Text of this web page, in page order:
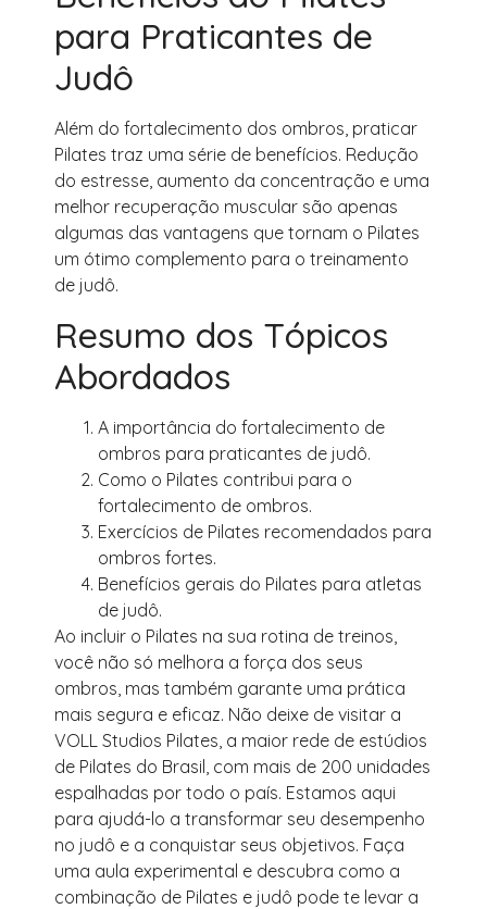
para Praticantes de
Judô
Além do fortalecimento dos ombros, praticar
Pilates traz uma série de benefícios. Redução
do estresse, aumento da concentração e uma
melhor recuperação muscular são apenas
algumas das vantagens que tornam o Pilates
um ótimo complemento para o treinamento
de judô.
Resumo dos Tópicos
Abordados
A importância do fortalecimento de
ombros para praticantes de judô.
Como o Pilates contribui para o
fortalecimento de ombros.
Exercícios de Pilates recomendados para
ombros fortes.
Benefícios gerais do Pilates para atletas
de judô.
Ao incluir o Pilates na sua rotina de treinos,
você não só melhora a força dos seus
ombros, mas também garante uma prática
mais segura e eficaz. Não deixe de visitar a
VOLL Studios Pilates, a maior rede de estúdios
de Pilates do Brasil, com mais de 200 unidades
espalhadas por todo o país. Estamos aqui
para ajudá-lo a transformar seu desempenho
no judô e a conquistar seus objetivos. Faça
uma aula experimental e descubra como a
combinação de Pilates e judô pode te levar a